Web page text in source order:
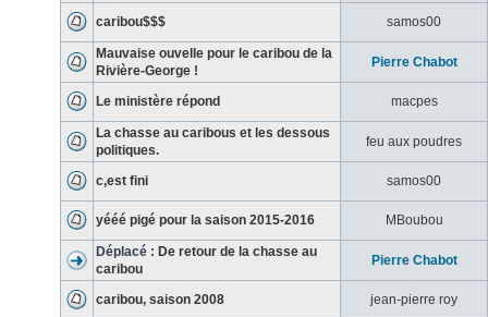
caribou$$$ samos00
Mauvaise ouvelle pour le caribou de la
Rivière-George !
Pierre Chabot
Le ministère répond macpes
La chasse au caribous et les dessous
politiques.
feu aux poudres
c,est fini samos00
yééé pigé pour la saison 2015-2016 MBoubou
Déplacé : De retour de la chasse au
caribou
Pierre Chabot
caribou, saison 2008 jean-pierre roy